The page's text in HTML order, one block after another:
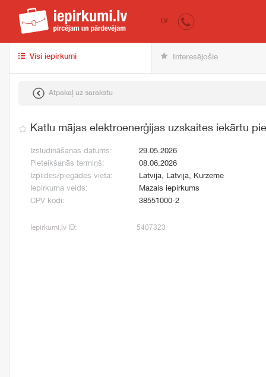
iepirkumi.lv
LV
Visi iepirkumi Interesējošie
Atpakaļ uz sarakstu
Katlu mājas elektroenerģijas uzskaites iekārtu
Izsludināšanas datums:
29.05.2026
Pieteikšanās termiņš:
08.06.2026
Izpildes/piegādes vieta:
Latvija, Latvija, Kurzeme
Iepirkuma veids:
Mazais iepirkums
CPV kodi:
38551000-2
Iepirkumi.lv ID: 5407323